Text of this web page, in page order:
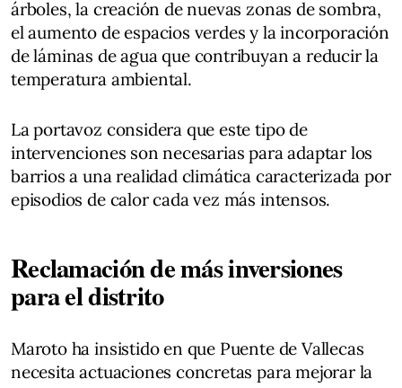
árboles, la creación de nuevas zonas de sombra,
el aumento de espacios verdes y la incorporación
de láminas de agua que contribuyan a reducir la
temperatura ambiental.
La portavoz considera que este tipo de
intervenciones son necesarias para adaptar los
barrios a una realidad climática caracterizada por
episodios de calor cada vez más intensos.
Reclamación de más inversiones
para el distrito
Maroto ha insistido en que Puente de Vallecas
necesita actuaciones concretas para mejorar la